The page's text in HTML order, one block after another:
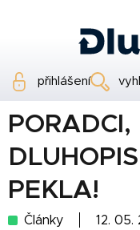
přihlášení
PEKLA!
Články 12. 05.